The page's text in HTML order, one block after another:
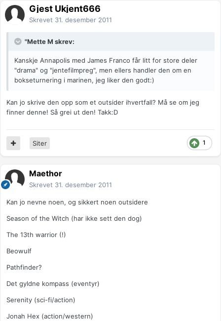
Gjest Ukjent666
Skrevet 31. desember 2011
"Mette M skrev:
Kanskje Annapolis med James Franco får litt for store deler
"drama" og "jentefilmpreg", men ellers handler den om en
bokseturnering i marinen, jeg liker den godt:)
Kan jo skrive den opp som et outsider ihvertfall? Må se om jeg
finner denne! Så grei ut den! Takk:D
1
Siter
Maethor
Skrevet 31. desember 2011
Kan jo nevne noen, og sikkert noen outsidere
Season of the Witch (har ikke sett den dog)
The 13th warrior (!)
Beowulf
Pathfinder?
Det gyldne kompass (eventyr)
Serenity (sci-fi/action)
Jonah Hex (action/western)